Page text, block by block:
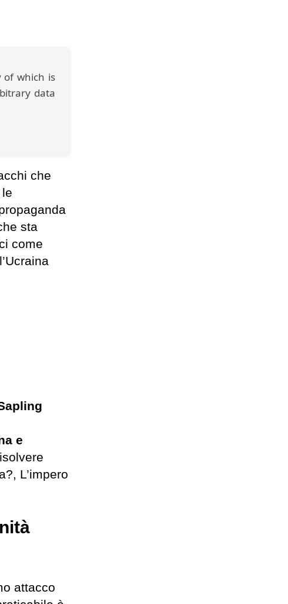
of which is
data
che
sta
come
e
L’impero
attacco